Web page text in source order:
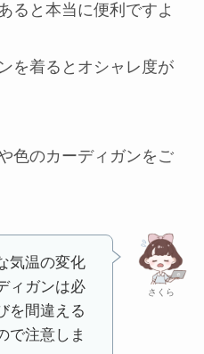
ると本当に便利ですよ
を着るとオシャレ度が
色のカーディガンをご
さくら
気温の変化
ィガンは必
を間違える
で注意しま